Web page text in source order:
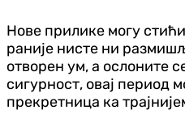
Нове прилике могу
раније нисте ни
отворен ум, а ослоните
сигурност, овај период
прекретница ка